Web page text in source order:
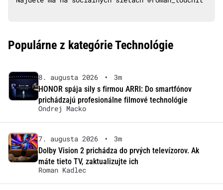
Populárne z kategórie Technológie
8. augusta 2026 •
3m
HONOR spája sily s firmou ARRI: Do smartfónov
prichádzajú profesionálne filmové technológie
Ondrej Macko
7. augusta 2026 •
3m
Dolby Vision 2 prichádza do prvých televízorov. Ak
máte tieto TV, zaktualizujte ich
Roman Kadlec